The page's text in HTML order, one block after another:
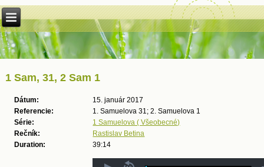
1 Sam, 31, 2 Sam 1
Dátum:
15. január 2017
Referencie:
1. Samuelova 31; 2. Samuelova 1
Série:
1 Samuelova ( Všeobecné)
Rečník:
Rastislav Betina
Duration:
39:14